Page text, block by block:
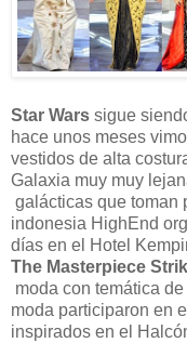
Star Wars sigue
hace unos meses
vestidos de alta
Galaxia muy muy
galácticas que toman
indonesia HighEnd
días en el Hotel
The Masterpiece
moda con temática de
moda participaron en
inspirados en el